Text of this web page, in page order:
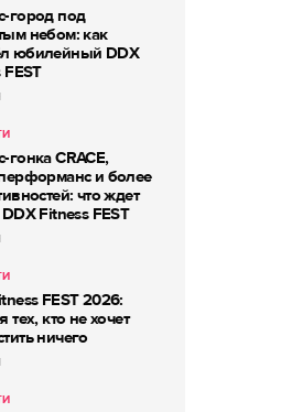
город под
небом: как
юбилейный DDX
FEST
гонка CRACE,
и более
что ждет
DDX Fitness FEST
FEST 2026:
тех, кто не хочет
ничего